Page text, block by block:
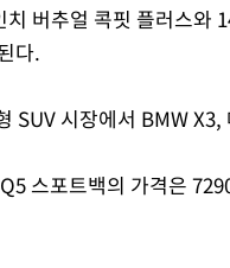
버추얼 콕핏 플러스와
다.
SUV 시장에서 BMW
스포트백의 가격은